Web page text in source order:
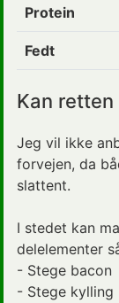
Protein
Fedt
Kan retten
Jeg vil ikke
forvejen, da
slattent.
I stedet kan
delelementer
- Stege bacon
- Stege kylling